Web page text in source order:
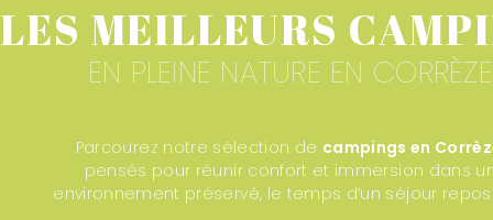
LES MEILLEURS
EN PLEINE NATURE EN CORRÈZE
Parcourez notre sélection de campings en
pensés pour réunir confort et immersion dans
environnement préservé, le temps d’un séjour